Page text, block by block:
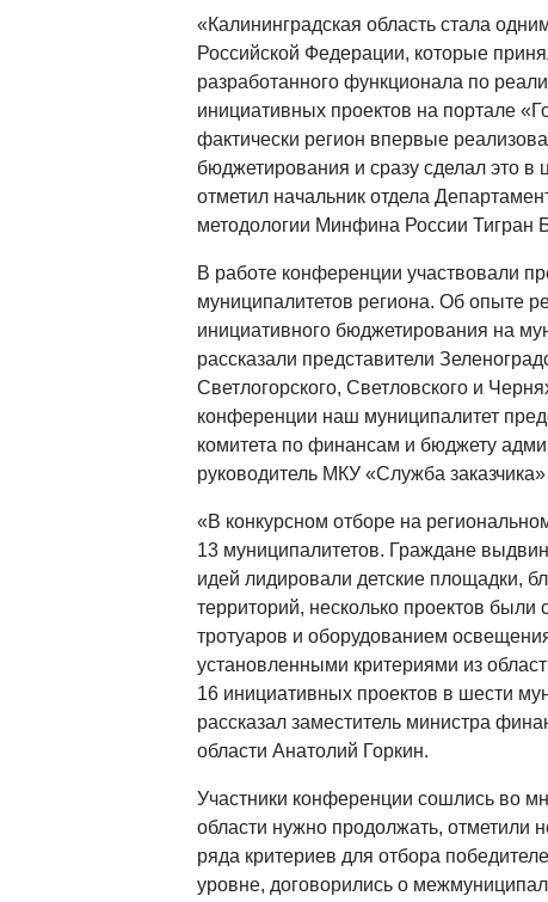
«Калининградская область стала
Российской Федерации, которые
разработанного функционала по
инициативных проектов на портале
фактически регион впервые
бюджетирования и сразу сделал это
отметил начальник отдела
методологии Минфина России Тигран
В работе конференции участвовали
муниципалитетов региона. Об опыте
инициативного бюджетирования на
рассказали представители
Светлогорского, Светловского и
конференции наш муниципалитет
комитета по финансам и бюджету
руководитель МКУ «Служба
«В конкурсном отборе на
13 муниципалитетов. Граждане
идей лидировали детские площадки,
территорий, несколько проектов были
тротуаров и оборудованием
установленными критериями из
16 инициативных проектов в шести
рассказал заместитель министра
области Анатолий Горкин.
Участники конференции сошлись во
области нужно продолжать, отметили
ряда критериев для отбора
уровне, договорились о